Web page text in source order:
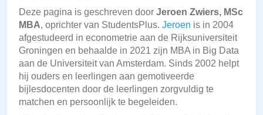
Deze pagina is geschreven door Jeroen Zwiers, MSc
MBA, oprichter van StudentsPlus. Jeroen is in 2004
afgestudeerd in econometrie aan de Rijksuniversiteit
Groningen en behaalde in 2021 zijn MBA in Big Data
aan de Universiteit van Amsterdam. Sinds 2002 helpt
hij ouders en leerlingen aan gemotiveerde
bijlesdocenten door de leerlingen zorgvuldig te
matchen en persoonlijk te begeleiden.